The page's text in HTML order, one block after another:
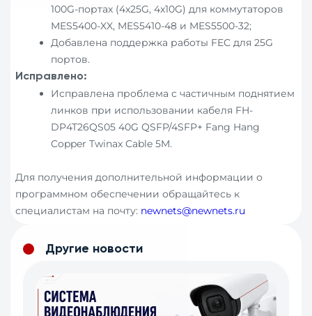
100G-портах (4x25G, 4x10G) для коммутаторов
MES5400-XX, MES5410-48 и MES5500-32;
Добавлена поддержка работы FEC для 25G
портов.
Исправлено:
Исправлена проблема с частичным поднятием
линков при использовании кабеля FH-
DP4T26QS05 40G QSFP/4SFP+ Fang Hang
Copper Twinax Cable 5M.
Для получения дополнительной информации о
программном обеспечении обращайтесь к
специалистам на почту: newnets@newnets.ru
Другие новости